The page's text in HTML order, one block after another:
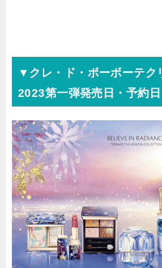
▼クレ・ド・ポーボーテク
2023第一弾発売日・予約日